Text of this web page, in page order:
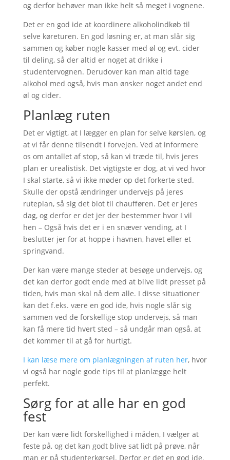
og derfor behøver man ikke helt så meget i vognene.
Det er en god ide at koordinere alkoholindkøb til
selve køreturen. En god løsning er, at man slår sig
sammen og køber nogle kasser med øl og evt. cider
til deling, så der altid er noget at drikke i
studentervognen. Derudover kan man altid tage
alkohol med også, hvis man ønsker noget andet end
øl og cider.
Planlæg ruten
Det er vigtigt, at I lægger en plan for selve kørslen, og
at vi får denne tilsendt i forvejen. Ved at informere
os om antallet af stop, så kan vi træde til, hvis jeres
plan er urealistisk. Det vigtigste er dog, at vi ved hvor
I skal starte, så vi ikke møder op det forkerte sted.
Skulle der opstå ændringer undervejs på jeres
ruteplan, så sig det blot til chaufføren. Det er jeres
dag, og derfor er det jer der bestemmer hvor I vil
hen – Også hvis det er i en snæver vending, at I
beslutter jer for at hoppe i havnen, havet eller et
springvand.
Der kan være mange steder at besøge undervejs, og
det kan derfor godt ende med at blive lidt presset på
tiden, hvis man skal nå dem alle. I disse situationer
kan det f.eks. være en god ide, hvis nogle slår sig
sammen ved de forskellige stop undervejs, så man
kan få mere tid hvert sted – så undgår man også, at
det kommer til at gå for hurtigt.
I kan læse mere om planlægningen af ruten her, hvor
vi også har nogle gode tips til at planlægge helt
perfekt.
Sørg for at alle har en god
fest
Der kan være lidt forskellighed i måden, I vælger at
feste på, og det kan godt blive sat lidt på prøve, når
man er på studenterkørsel. Derfor er det en god ide,